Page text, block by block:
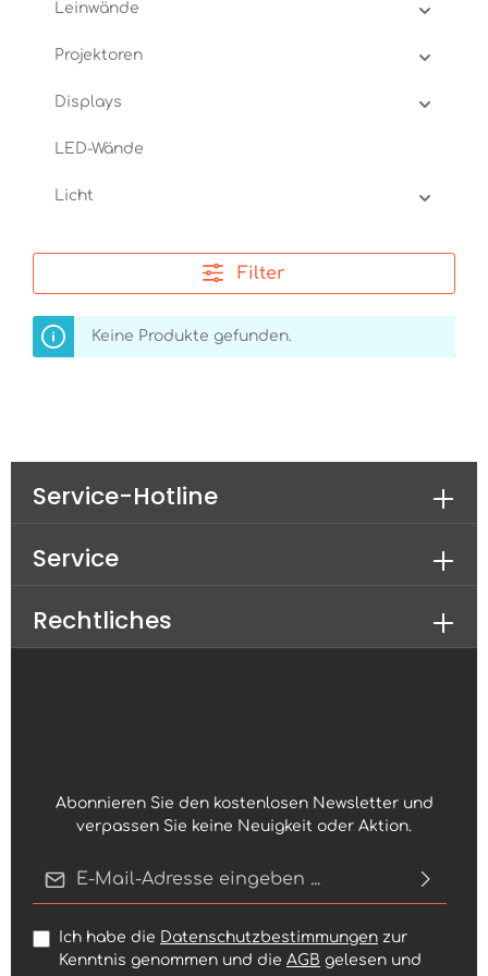
Leinwände
Projektoren
Displays
LED-Wände
Licht
Filter
Keine Produkte gefunden.
Abonnieren Sie den kostenlosen Newsletter und
verpassen Sie keine Neuigkeit oder Aktion.
Ich habe die Datenschutzbestimmungen zur
Kenntnis genommen und die AGB gelesen und
Service-Hotline
Service
Rechtliches